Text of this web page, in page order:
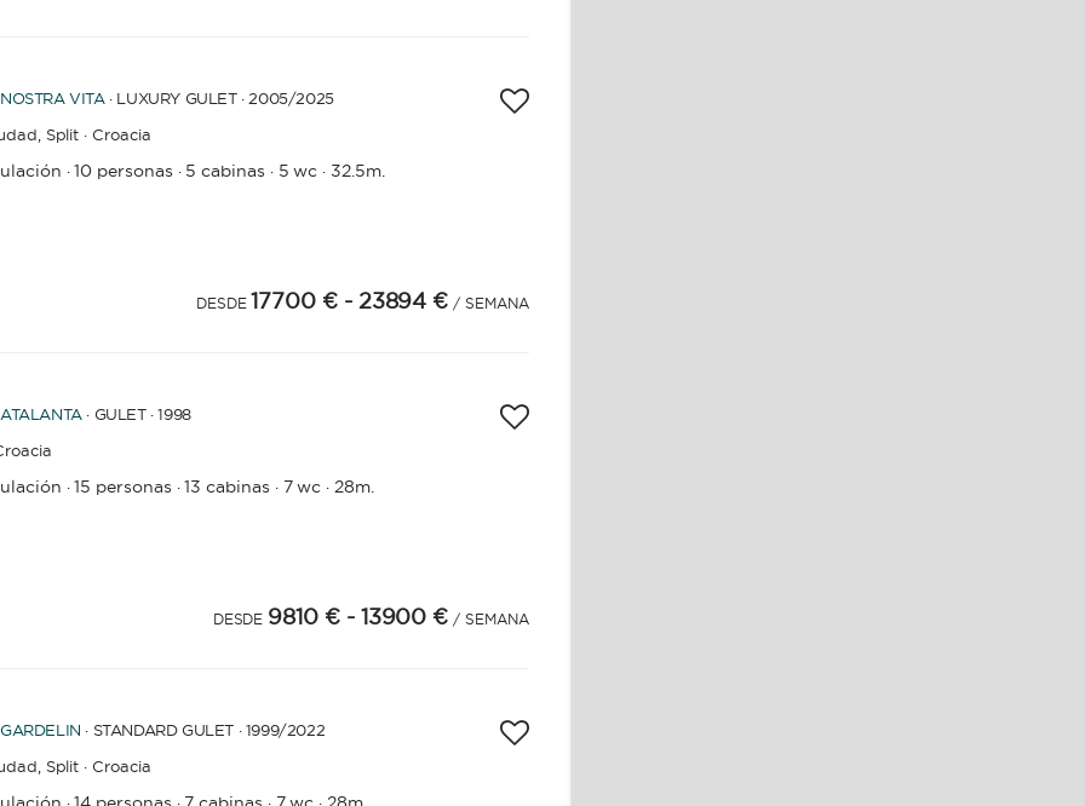
NOSTRA VITA· LUXURY GULET · 2005/2025
Split · Croacia
·10 personas · 5 cabinas · 5 wc · 32.5m.
DESDE 17700 € - 23894 € / SEMANA
404142434445464748495051 52535455565758596061
ATALANTA· GULET · 1998
·15 personas ·13 cabinas · 7 wc · 28m.
DESDE 9810 € - 13900 € / SEMANA
GARDELIN · STANDARD GULET · 1999/2022
Split · Croacia